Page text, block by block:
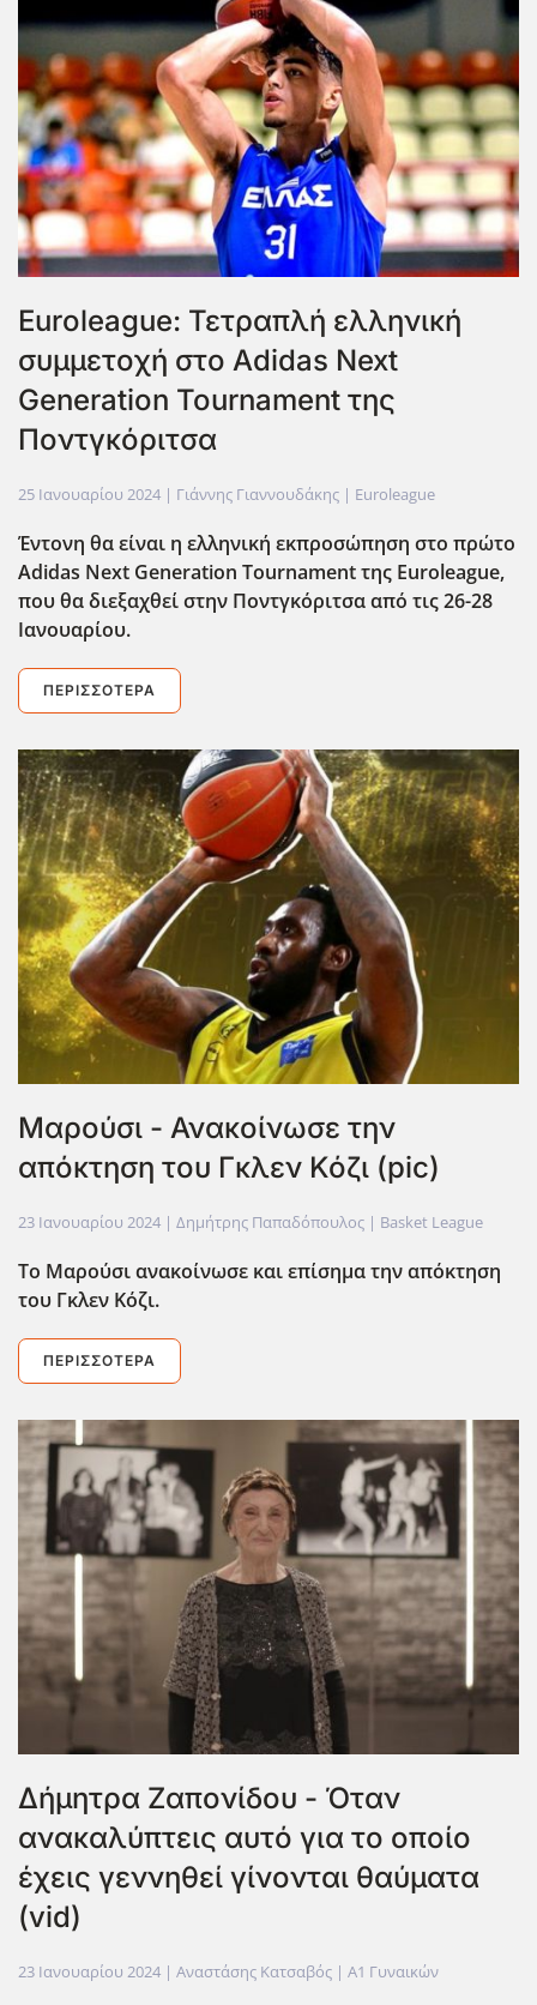
Euroleague: Τετραπλή ελληνική
συμμετοχή στο Adidas Next
Generation Tournament της
Ποντγκόριτσα
25 Ιανουαρίου 2024 | Γιάννης Γιαννουδάκης | Euroleague
Έντονη θα είναι η ελληνική εκπροσώπηση στο πρώτο
Adidas Next Generation Tournament της Euroleague,
που θα διεξαχθεί στην Ποντγκόριτσα από τις 26-28
Ιανουαρίου.
ΠΕΡΙΣΣΌΤΕΡΑ
Μαρούσι - Ανακοίνωσε την
απόκτηση του Γκλεν Κόζι (pic)
23 Ιανουαρίου 2024 | Δημήτρης Παπαδόπουλος | Basket League
Το Μαρούσι ανακοίνωσε και επίσημα την απόκτηση
του Γκλεν Κόζι.
ΠΕΡΙΣΣΌΤΕΡΑ
Δήμητρα Ζαπονίδου - Όταν
ανακαλύπτεις αυτό για το οποίο
έχεις γεννηθεί γίνονται θαύματα
(vid)
23 Ιανουαρίου 2024 | Αναστάσης Κατσαβός | Α1 Γυναικών